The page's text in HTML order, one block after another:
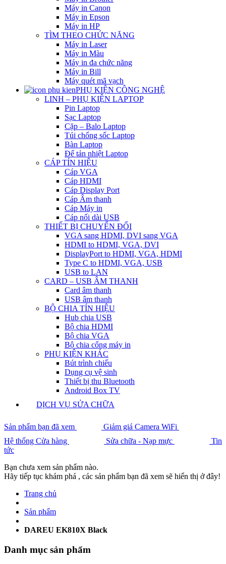
Máy in Canon
Máy in Epson
Máy in HP
TÌM THEO CHỨC NĂNG
Máy in Laser
Máy in Màu
Máy in đa chức năng
Máy in Bill
Máy quét mã vạch
PHỤ KIỆN CÔNG NGHỆ
LINH – PHỤ KIỆN LAPTOP
Pin Laptop
Sạc Laptop
Cặp – Balo Laptop
Túi chống sốc Laptop
Bàn Laptop
Đế tản nhiệt Laptop
CÁP TÍN HIỆU
Cáp VGA
Cáp HDMI
Cáp Display Port
Cáp Âm thanh
Cáp Máy in
Cáp nối dài USB
THIẾT BỊ CHUYỂN ĐỔI
VGA sang HDMI, DVI sang VGA
HDMI to HDMI, VGA, DVI
DisplayPort to HDMI, VGA, HDMI
Type C to HDMI, VGA, USB
USB to LAN
CARD – USB ÂM THANH
Card âm thanh
USB âm thanh
BỘ CHIA TÍN HIỆU
Hub chia USB
Bộ chia HDMI
Bộ chia VGA
Bộ chia cổng máy in
PHỤ KIỆN KHÁC
Bút trình chiếu
Dụng cụ vệ sinh
Thiết bị thu Bluetooth
Android Box TV
DỊCH VỤ SỬA CHỮA
Sản phẩm bạn đã xem
Giảm giá Camera WiFi
Hệ thống Cửa hàng
Sửa chữa - Nạp mực
Tin
tức
Bạn chưa xem sản phẩm nào.
Hãy tiếp tục khám phá , các sản phẩm bạn đã xem sẽ hiển thị ở đây!
Trang chủ
Sản phẩm
DAREU EK810X Black
Danh mục sản phẩm